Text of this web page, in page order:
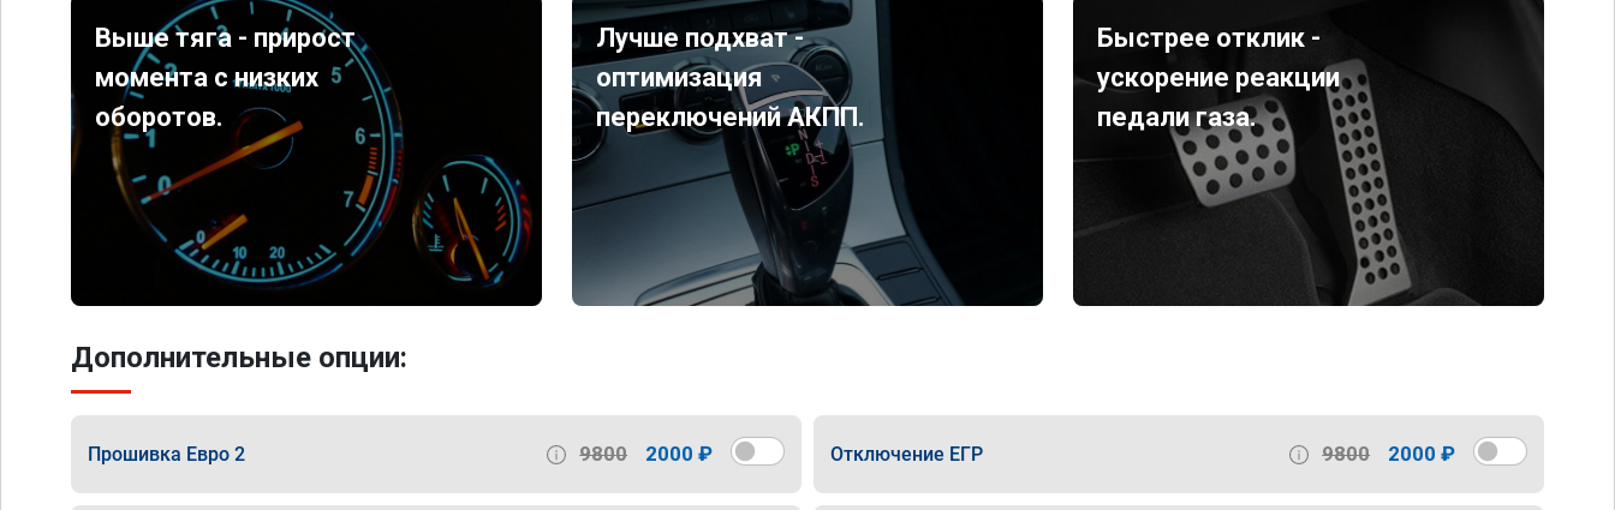
Выше тяга - прирост
момента с низких
оборотов.
Лучше подхват -
оптимизация
переключений АКПП.
Быстрее отклик -
ускорение реакции
педали газа.
Дополнительные опции:
Прошивка Евро 2 9800 2000 ₽ Отключение ЕГР 9800 2000 ₽